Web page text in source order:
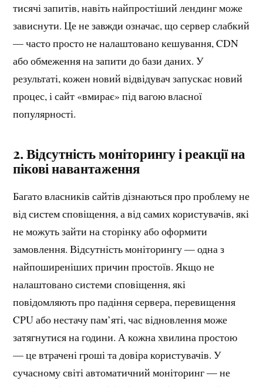
тисячі запитів, навіть найпростіший лендинг може
зависнути. Це не завжди означає, що сервер слабкий
— часто просто не налаштовано кешування, CDN
або обмеження на запити до бази даних. У
результаті, кожен новий відвідувач запускає новий
процес, і сайт «вмирає» під вагою власної
популярності.
2.Відсутність моніторингу і реакції на
пікові навантаження
Багато власників сайтів дізнаються про проблему не
від систем сповіщення, а від самих користувачів, які
не можуть зайти на сторінку або оформити
замовлення. Відсутність моніторингу — одна з
найпоширеніших причин простоїв. Якщо не
налаштовано системи сповіщення, які
повідомляють про падіння сервера, перевищення
CPU або нестачу пам’яті, час відновлення може
затягнутися на години. А кожна хвилина простою
— це втрачені гроші та довіра користувачів. У
сучасному світі автоматичний моніторинг — не